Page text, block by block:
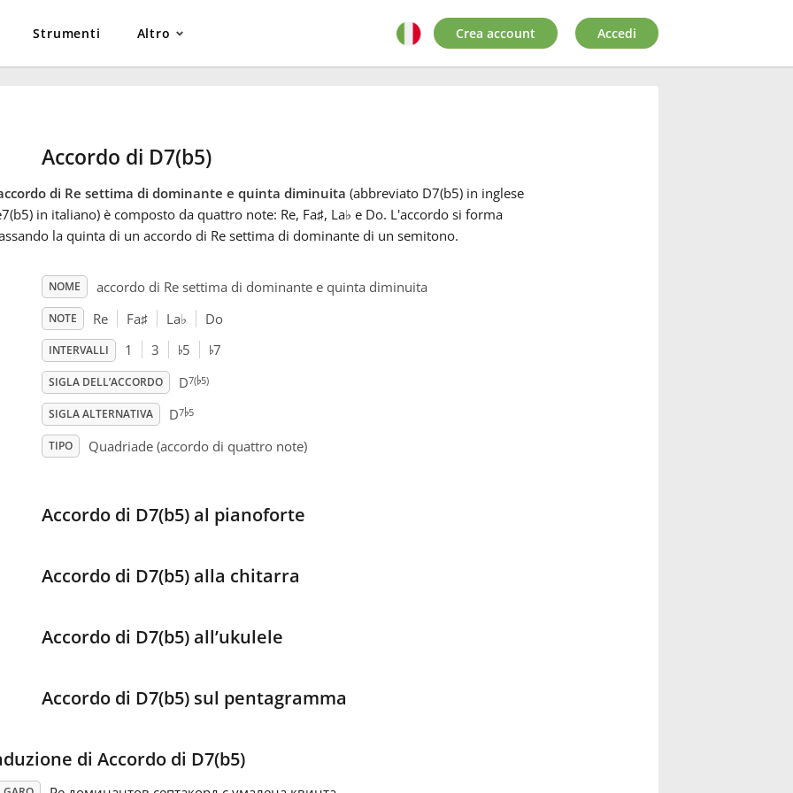
Strumenti Altro Crea account Accedi
Accordo di D7(b5)
di Re settima di dominante e quinta diminuita (abbreviato D7(b5) in inglese
in italiano) è composto da quattro note: Re, Fa♯, La♭ e Do. L'accordo si forma
la quinta di un accordo di Re settima di dominante di un semitono.
NOME accordo di Re settima di dominante e quinta diminuita
NOTE Re Fa♯ La♭ Do
INTERVALLI 1 3 ♭5 ♭7
SIGLA DELL’ACCORDO D7(♭5)
SIGLA ALTERNATIVA D7♭5
TIPO Quadriade (accordo di quattro note)
Accordo di D7(b5) al pianoforte
Accordo di D7(b5) alla chitarra
Accordo di D7(b5) all’ukulele
Accordo di D7(b5) sul pentagramma
di Accordo di D7(b5)